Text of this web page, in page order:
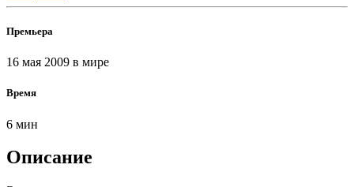
Премьера
16 мая 2009 в мире
Время
6 мин
Описание